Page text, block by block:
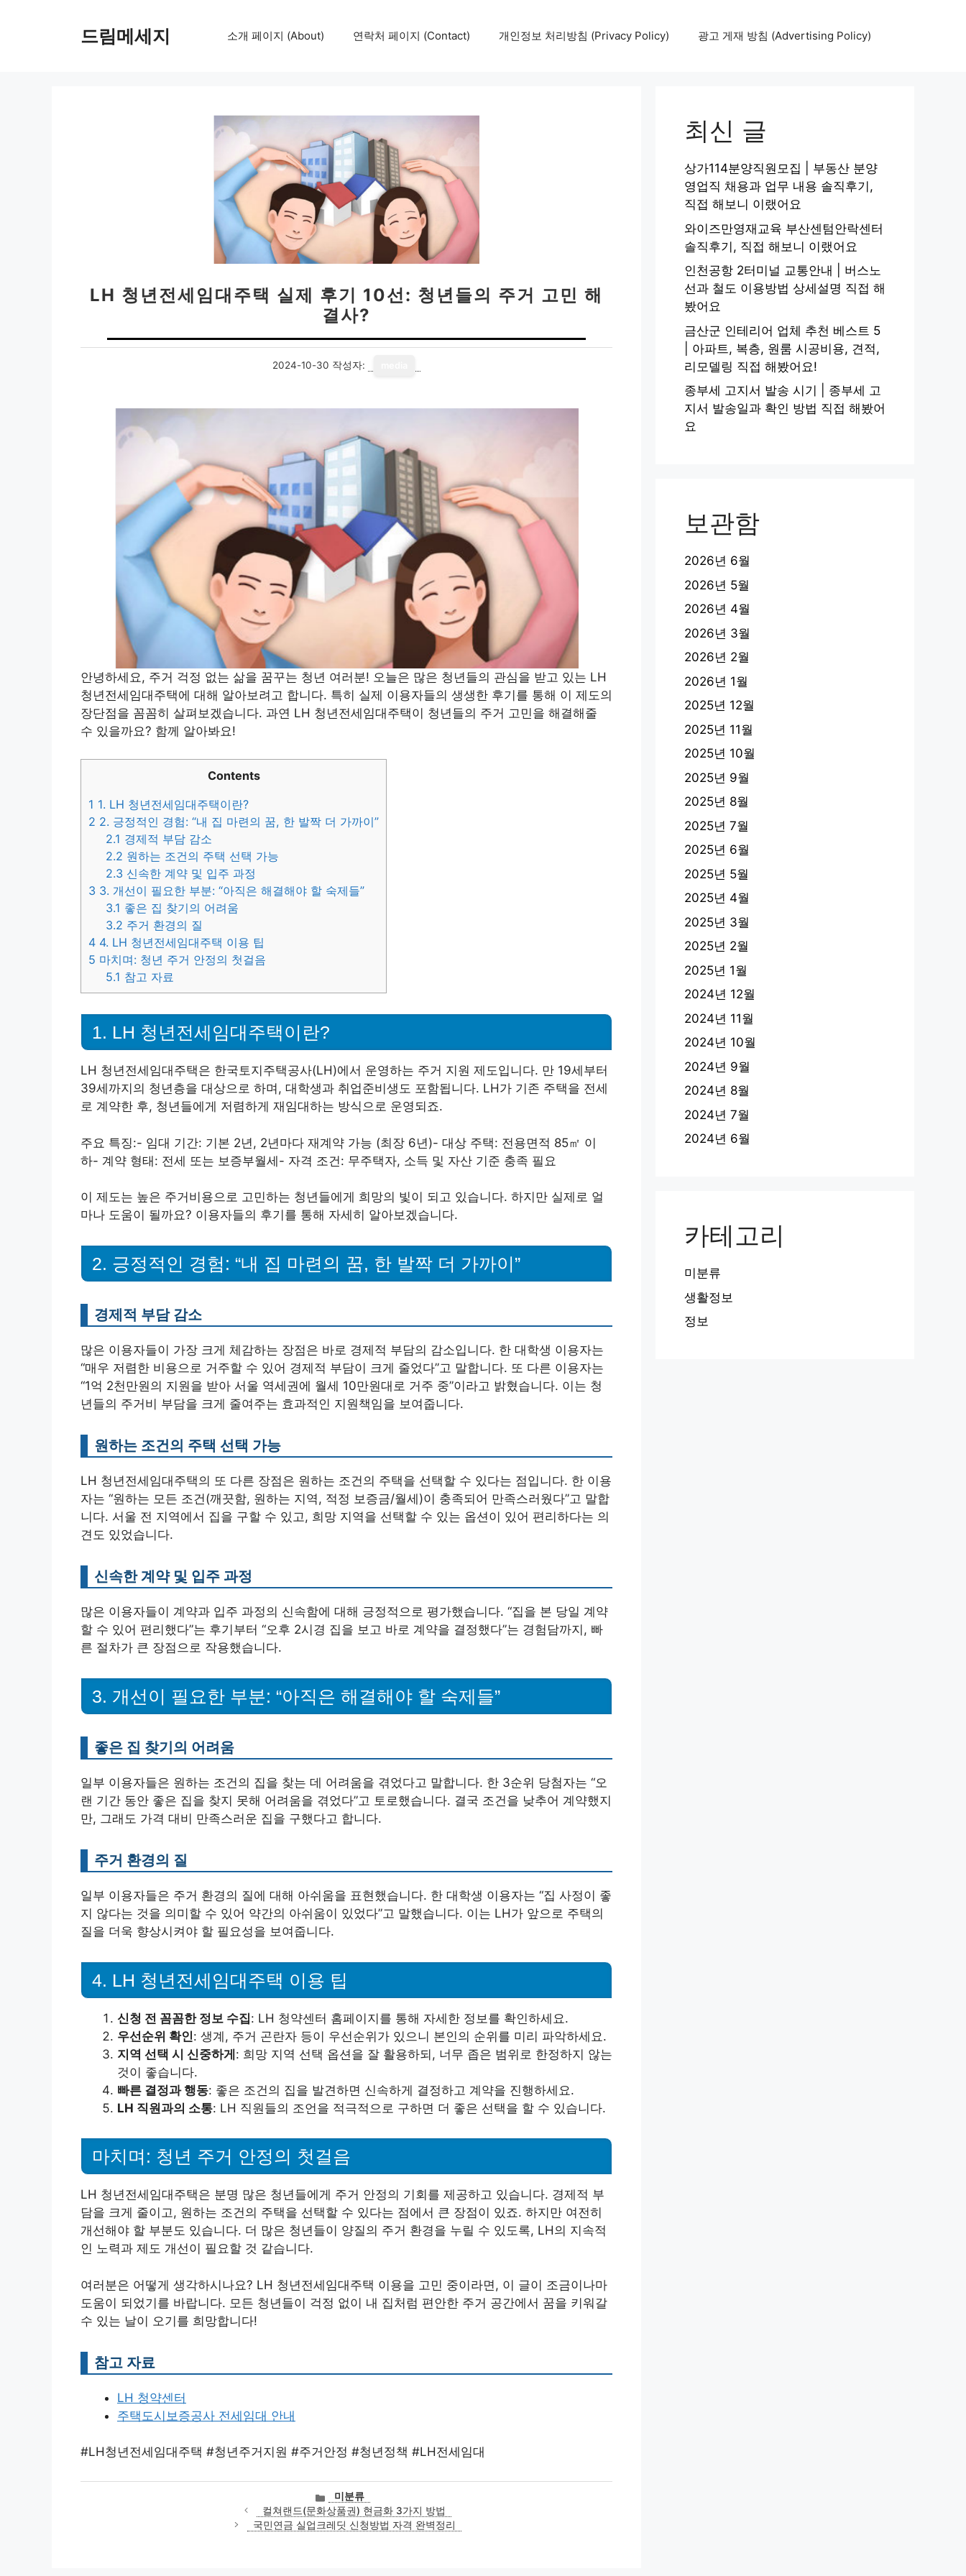
드림메세지 소개 페이지 (About) 연락처 페이지 (Contact) 개인정보 처리방침 (Privacy Policy) 광고 게재 방침 (Advertising Policy)
LH 청년전세임대주택 실제 후기 10선: 청년들의 주거 고민 해
결사?
2024-10-30 작성자:
안녕하세요, 주거 걱정 없는 삶을 꿈꾸는 청년 여러분! 오늘은 많은 청년들의 관심을 받고 있는 LH
청년전세임대주택에 대해 알아보려고 합니다. 특히 실제 이용자들의 생생한 후기를 통해 이 제도의
장단점을 꼼꼼히 살펴보겠습니다. 과연 LH 청년전세임대주택이 청년들의 주거 고민을 해결해줄
수 있을까요? 함께 알아봐요!
Contents
1 1. LH 청년전세임대주택이란?
2 2. 긍정적인 경험: “내 집 마련의 꿈, 한 발짝 더 가까이”
2.1 경제적 부담 감소
2.2 원하는 조건의 주택 선택 가능
2.3 신속한 계약 및 입주 과정
3 3. 개선이 필요한 부분: “아직은 해결해야 할 숙제들”
3.1 좋은 집 찾기의 어려움
3.2 주거 환경의 질
4 4. LH 청년전세임대주택 이용 팁
5 마치며: 청년 주거 안정의 첫걸음
5.1 참고 자료
1. LH 청년전세임대주택이란?
LH 청년전세임대주택은 한국토지주택공사(LH)에서 운영하는 주거 지원 제도입니다. 만 19세부터
39세까지의 청년층을 대상으로 하며, 대학생과 취업준비생도 포함됩니다. LH가 기존 주택을 전세
로 계약한 후, 청년들에게 저렴하게 재임대하는 방식으로 운영되죠.
주요 특징:- 임대 기간: 기본 2년, 2년마다 재계약 가능 (최장 6년)- 대상 주택: 전용면적 85㎡ 이
하- 계약 형태: 전세 또는 보증부월세- 자격 조건: 무주택자, 소득 및 자산 기준 충족 필요
이 제도는 높은 주거비용으로 고민하는 청년들에게 희망의 빛이 되고 있습니다. 하지만 실제로 얼
마나 도움이 될까요? 이용자들의 후기를 통해 자세히 알아보겠습니다.
2. 긍정적인 경험: “내 집 마련의 꿈, 한 발짝 더 가까이”
경제적 부담 감소
많은 이용자들이 가장 크게 체감하는 장점은 바로 경제적 부담의 감소입니다. 한 대학생 이용자는
“매우 저렴한 비용으로 거주할 수 있어 경제적 부담이 크게 줄었다”고 말합니다. 또 다른 이용자는
“1억 2천만원의 지원을 받아 서울 역세권에 월세 10만원대로 거주 중”이라고 밝혔습니다. 이는 청
년들의 주거비 부담을 크게 줄여주는 효과적인 지원책임을 보여줍니다.
원하는 조건의 주택 선택 가능
LH 청년전세임대주택의 또 다른 장점은 원하는 조건의 주택을 선택할 수 있다는 점입니다. 한 이용
자는 “원하는 모든 조건(깨끗함, 원하는 지역, 적정 보증금/월세)이 충족되어 만족스러웠다”고 말합
니다. 서울 전 지역에서 집을 구할 수 있고, 희망 지역을 선택할 수 있는 옵션이 있어 편리하다는 의
견도 있었습니다.
신속한 계약 및 입주 과정
많은 이용자들이 계약과 입주 과정의 신속함에 대해 긍정적으로 평가했습니다. “집을 본 당일 계약
할 수 있어 편리했다”는 후기부터 “오후 2시경 집을 보고 바로 계약을 결정했다”는 경험담까지, 빠
른 절차가 큰 장점으로 작용했습니다.
3. 개선이 필요한 부분: “아직은 해결해야 할 숙제들”
좋은 집 찾기의 어려움
일부 이용자들은 원하는 조건의 집을 찾는 데 어려움을 겪었다고 말합니다. 한 3순위 당첨자는 “오
랜 기간 동안 좋은 집을 찾지 못해 어려움을 겪었다”고 토로했습니다. 결국 조건을 낮추어 계약했지
만, 그래도 가격 대비 만족스러운 집을 구했다고 합니다.
주거 환경의 질
일부 이용자들은 주거 환경의 질에 대해 아쉬움을 표현했습니다. 한 대학생 이용자는 “집 사정이 좋
지 않다는 것을 의미할 수 있어 약간의 아쉬움이 있었다”고 말했습니다. 이는 LH가 앞으로 주택의
질을 더욱 향상시켜야 할 필요성을 보여줍니다.
4. LH 청년전세임대주택 이용 팁
신청 전 꼼꼼한 정보 수집: LH 청약센터 홈페이지를 통해 자세한 정보를 확인하세요.
우선순위 확인: 생계, 주거 곤란자 등이 우선순위가 있으니 본인의 순위를 미리 파악하세요.
지역 선택 시 신중하게: 희망 지역 선택 옵션을 잘 활용하되, 너무 좁은 범위로 한정하지 않는
것이 좋습니다.
빠른 결정과 행동: 좋은 조건의 집을 발견하면 신속하게 결정하고 계약을 진행하세요.
LH 직원과의 소통: LH 직원들의 조언을 적극적으로 구하면 더 좋은 선택을 할 수 있습니다.
마치며: 청년 주거 안정의 첫걸음
LH 청년전세임대주택은 분명 많은 청년들에게 주거 안정의 기회를 제공하고 있습니다. 경제적 부
담을 크게 줄이고, 원하는 조건의 주택을 선택할 수 있다는 점에서 큰 장점이 있죠. 하지만 여전히
개선해야 할 부분도 있습니다. 더 많은 청년들이 양질의 주거 환경을 누릴 수 있도록, LH의 지속적
인 노력과 제도 개선이 필요할 것 같습니다.
여러분은 어떻게 생각하시나요? LH 청년전세임대주택 이용을 고민 중이라면, 이 글이 조금이나마
도움이 되었기를 바랍니다. 모든 청년들이 걱정 없이 내 집처럼 편안한 주거 공간에서 꿈을 키워갈
수 있는 날이 오기를 희망합니다!
참고 자료
LH 청약센터
주택도시보증공사 전세임대 안내
#LH청년전세임대주택 #청년주거지원 #주거안정 #청년정책 #LH전세임대
카
테
고
미분류
컬쳐랜드(문화상품권) 현금화 3가지 방법
국민연금 실업크레딧 신청방법 자격 완벽정리
최신 글
상가114분양직원모집 | 부동산 분양
영업직 채용과 업무 내용 솔직후기,
직접 해보니 이랬어요
와이즈만영재교육 부산센텀안락센터
솔직후기, 직접 해보니 이랬어요
인천공항 2터미널 교통안내 | 버스노
선과 철도 이용방법 상세설명 직접 해
봤어요
금산군 인테리어 업체 추천 베스트 5
| 아파트, 복층, 원룸 시공비용, 견적,
리모델링 직접 해봤어요!
종부세 고지서 발송 시기 | 종부세 고
지서 발송일과 확인 방법 직접 해봤어
요
보관함
2026년 6월
2026년 5월
2026년 4월
2026년 3월
2026년 2월
2026년 1월
2025년 12월
2025년 11월
2025년 10월
2025년 9월
2025년 8월
2025년 7월
2025년 6월
2025년 5월
2025년 4월
2025년 3월
2025년 2월
2025년 1월
2024년 12월
2024년 11월
2024년 10월
2024년 9월
2024년 8월
2024년 7월
2024년 6월
카테고리
미분류
생활정보
정보